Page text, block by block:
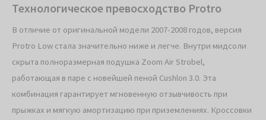
Технологическое превосходство Protro
В отличие от оригинальной модели 2007-2008 годов, версия
Protro Low стала значительно ниже и легче. Внутри мидсоли
скрыта полноразмерная подушка Zoom Air Strobel,
работающая в паре с новейшей пеной Cushlon 3.0. Эта
комбинация гарантирует мгновенную отзывчивость при
прыжках и мягкую амортизацию при приземлениях. Кроссовки